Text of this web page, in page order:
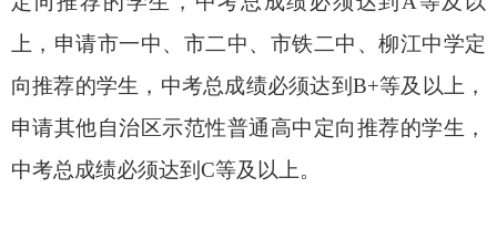
上，申请市一中、市二中、市铁二中、柳江中学定
向推荐的学生，中考总成绩必须达到B+等及以上，
申请其他自治区示范性普通高中定向推荐的学生，
中考总成绩必须达到C等及以上。